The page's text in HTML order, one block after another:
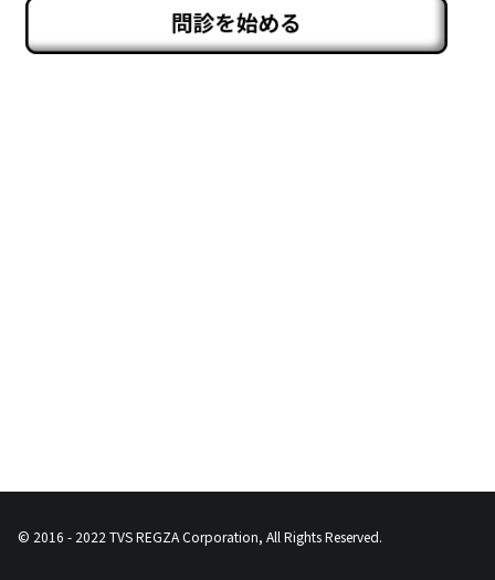
© 2016 - 2022 TVS REGZA Corporation, All Rights Reserved.